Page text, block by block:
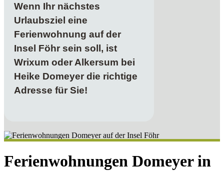
Wenn Ihr nächstes
Urlaubsziel eine
Ferienwohnung auf der
Insel Föhr sein soll, ist
Wrixum oder Alkersum bei
Heike Domeyer die richtige
Adresse für Sie!
Ferienwohnungen Domeyer in